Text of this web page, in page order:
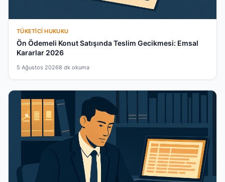
TÜKETICI HUKUKU
Ön Ödemeli Konut Satışında Teslim Gecikmesi: Emsal
Kararlar 2026
5 Ağustos 20268 dk okuma